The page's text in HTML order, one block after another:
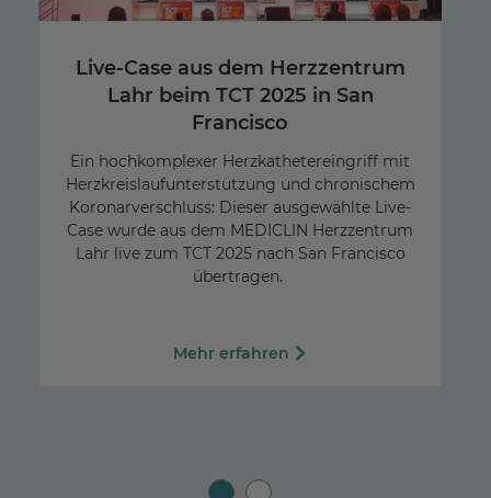
Live-Case aus dem Herzzentrum
Lahr beim TCT 2025 in San
Francisco
Ein hochkomplexer Herzkathetereingriff mit
Herzkreislaufunterstützung und chronischem
Koronarverschluss: Dieser ausgewählte Live-
Case wurde aus dem MEDICLIN Herzzentrum
Lahr live zum TCT 2025 nach San Francisco
übertragen.
Mehr erfahren